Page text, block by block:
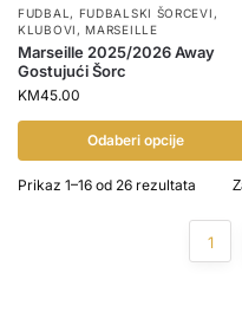
FUDBAL , FUDBALSKI ŠORCEVI ,
KLUBOVI ,MARSEILLE
Marseille 2025/2026 Away
Gostujući Šorc
KM45.00
Odaberi opcije
Prikaz 1–16 od 26 rezultata
1